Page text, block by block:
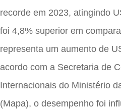
recorde em 2023, atingindo
foi 4,8% superior em
representa um aumento de
acordo com a Secretaria de
Internacionais do Ministério
(Mapa), o desempenho foi